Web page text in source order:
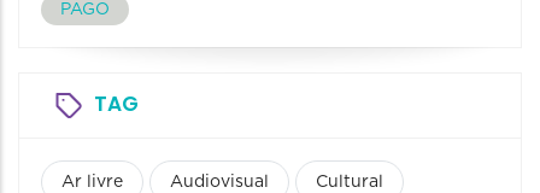
PAGO
TAG
Ar livre Audiovisual Cultural